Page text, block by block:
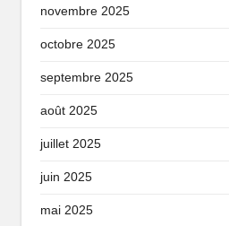
novembre 2025
octobre 2025
septembre 2025
août 2025
juillet 2025
juin 2025
mai 2025